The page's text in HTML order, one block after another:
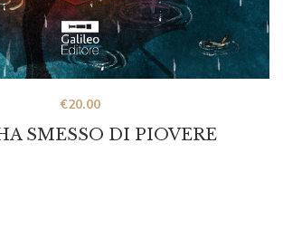
SMESSO DI PIOVERE
€20.00